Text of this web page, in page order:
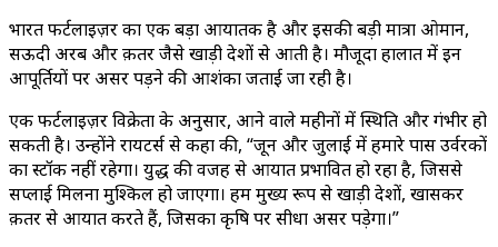
भारत फर्टलाइज़र का एक बड़ा आयातक है और इसकी बड़ी मात्रा ओमान,
सऊदी अरब और क़तर जैसे खाड़ी देशों से आती है। मौजूदा हालात में इन
आपूर्तियों पर असर पड़ने की आशंका जताई जा रही है।
एक फर्टलाइज़र विक्रेता के अनुसार, आने वाले महीनों में स्थिति और गंभीर हो
सकती है। उन्होंने रायटर्स से कहा की, “जून और जुलाई में हमारे पास उर्वरकों
का स्टॉक नहीं रहेगा। युद्ध की वजह से आयात प्रभावित हो रहा है, जिससे
सप्लाई मिलना मुश्किल हो जाएगा। हम मुख्य रूप से खाड़ी देशों, खासकर
क़तर से आयात करते हैं, जिसका कृषि पर सीधा असर पड़ेगा।”